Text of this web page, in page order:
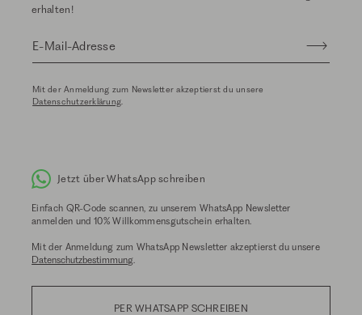
erhalten!
E-Mail-Adresse
Mit der Anmeldung zum Newsletter akzeptierst du unsere
Datenschutzerklärung.
Jetzt über WhatsApp schreiben
Einfach QR-Code scannen, zu unserem WhatsApp Newsletter
anmelden und 10% Willkommensgutschein erhalten.
Mit der Anmeldung zum WhatsApp Newsletter akzeptierst du unsere
Datenschutzbestimmung
PER WHATSAPP SCHREIBEN